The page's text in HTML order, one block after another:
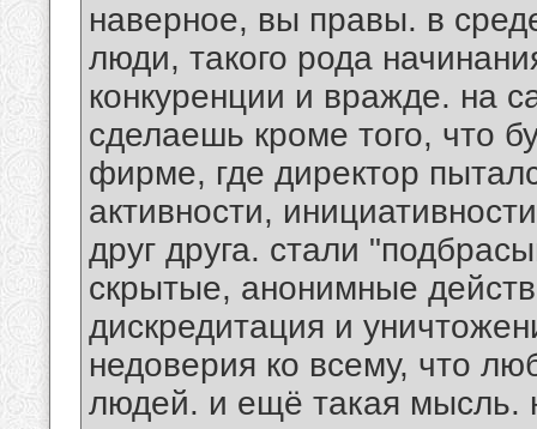
наверное, вы правы. в
люди, такого рода
конкуренции и вражде. на
сделаешь кроме того, что
фирме, где директор
активности,
друг друга. стали
скрытые, анонимные
дискредитация и
недоверия ко всему, что
людей. и ещё такая мысль.